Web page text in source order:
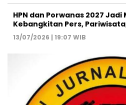
HPN dan Porwanas 2027
Kebangkitan Pers,
13/07/2026 | 19:07 WIB